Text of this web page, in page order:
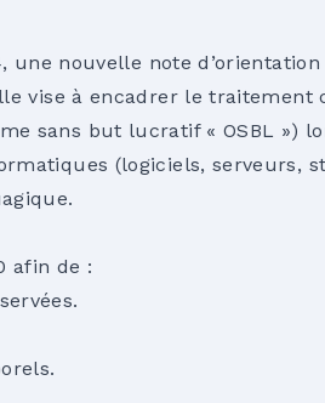
une nouvelle note
vise à encadrer le traitement
sans but lucratif « OSBL »)
(logiciels, serveurs,
afin de :